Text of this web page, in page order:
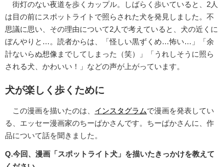
街灯のない夜道を歩くカップル。しばらく歩いていると、2人
は目の前にスポットライトで照らされた犬を発見しました。不
思議に思い、その理由について2人で考えていると、犬の近くに
ぼんやりと…。読者からは、「怪しい黒ずくめ…怖い…」「余
計ないらぬ想像までしてしまった（笑）」「うれしそうに照ら
される犬、かわいい！」などの声が上がっています。
犬が楽しく歩くために
この漫画を描いたのは、 インスタグラムで漫画を発表してい
る、エッセー漫画家のちーぱかさんです。ちーぱかさんに、作
品について話を聞きました。
Q.今回、漫画「スポットライト犬」を描いたきっかけを教えて